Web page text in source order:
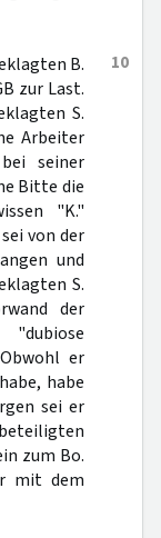
10
B.
zur Last.
S.
Arbeiter
seiner
Bitte die
"K."
von der
und
S.
der
er
habe
sei er
zum Bo.
mit dem